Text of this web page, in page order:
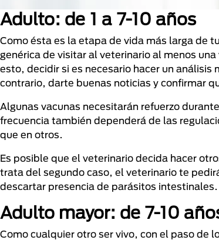
Adulto: de 1 a 7-10 años
Como ésta es la etapa de vida más larga de
genérica de visitar al veterinario al menos
esto, decidir si es necesario hacer un
contrario, darte buenas noticias y confirmar
Algunas vacunas necesitarán refuerzo
frecuencia también dependerá de las
que en otros.
Es posible que el veterinario decida hacer
trata del segundo caso, el veterinario te
descartar presencia de parásitos intestinales.
Adulto mayor: de 7-10
Como cualquier otro ser vivo, con el paso de